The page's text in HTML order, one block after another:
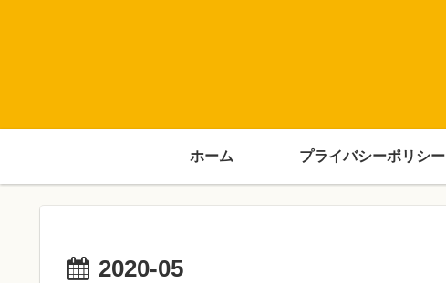
ホーム プライバシーポリシー
2020-05